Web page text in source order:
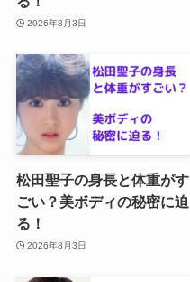
2026年8月3日
松田聖子の身長と体重がす
ごい？美ボディの秘密に迫
る！
2026年8月3日